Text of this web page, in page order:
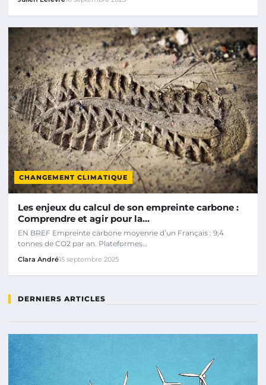
CHANGEMENT CLIMATIQUE
Les enjeux du calcul de son empreinte carbone :
Comprendre et agir pour la…
EN BREF Empreinte carbone moyenne d’un Français : 9,4
tonnes de CO2 par an. Plateformes…
Clara André15 septembre 2025
DERNIERS ARTICLES